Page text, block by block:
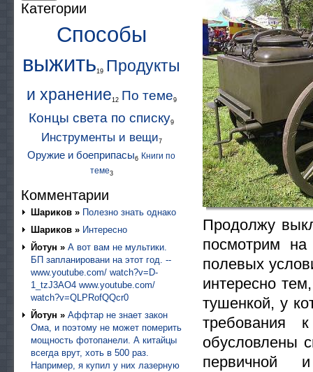
Продолжу
посмотрим
полевых
интересно
тушенкой, у
требования
обусловлены
первичной
Категории
Способы
выжить19 Продукты
и хранение12 По теме9
Концы света по списку9
Инструменты и вещи7
Оружие и боеприпасы6 Книги по
теме3
Комментарии
Шариков » Полезно знать однако
Шариков » Интересно
Йотун » А вот вам не мультики.
БП запланировани на этот год. --
www.youtube.com/ watch?v=D-
1_tzJ3AO4 www.youtube.com/
watch?v=QLPRofQQcr0
Йотун » Аффтар не знает закон
Ома, и поэтому не может померить
мощность фотопанели. А китайцы
всегда врут, хоть в 500 раз.
Например, я купил у них лазерную